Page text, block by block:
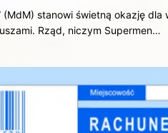
(MdM) stanowi świetną okazję
Rząd, niczym Supermen…